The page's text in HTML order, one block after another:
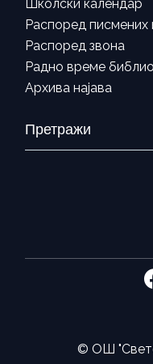
Школски календар
Распоред писмених
Распоред звона
Радно време
Архива најава
Search
for:
© ОШ